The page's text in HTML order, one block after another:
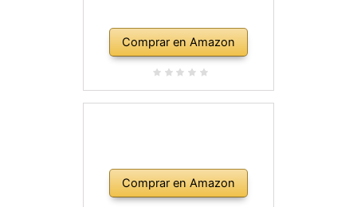
Comprar en Amazon
Comprar en Amazon